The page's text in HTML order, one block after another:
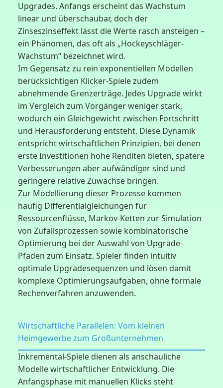
Upgrades. Anfangs erscheint das Wachstum
linear und überschaubar, doch der
Zinseszinseffekt lässt die Werte rasch ansteigen –
ein Phänomen, das oft als „Hockeyschläger-
Wachstum“ bezeichnet wird.
Im Gegensatz zu rein exponentiellen Modellen
berücksichtigen Klicker-Spiele zudem
abnehmende Grenzerträge. Jedes Upgrade wirkt
im Vergleich zum Vorgänger weniger stark,
wodurch ein Gleichgewicht zwischen Fortschritt
und Herausforderung entsteht. Diese Dynamik
entspricht wirtschaftlichen Prinzipien, bei denen
erste Investitionen hohe Renditen bieten, spätere
Verbesserungen aber aufwändiger sind und
geringere relative Zuwächse bringen.
Zur Modellierung dieser Prozesse kommen
häufig Differentialgleichungen für
Ressourcenflüsse, Markov-Ketten zur Simulation
von Zufallsprozessen sowie kombinatorische
Optimierung bei der Auswahl von Upgrade-
Pfaden zum Einsatz. Spieler finden intuitiv
optimale Upgradesequenzen und lösen damit
komplexe Optimierungsaufgaben, ohne formale
Rechenverfahren anzuwenden.
Wirtschaftliche Parallelen: Vom kleinen
Heimgewerbe zum Großunternehmen
Inkremental-Spiele dienen als anschauliche
Modelle wirtschaftlicher Entwicklung. Die
Anfangsphase mit manuellen Klicks steht